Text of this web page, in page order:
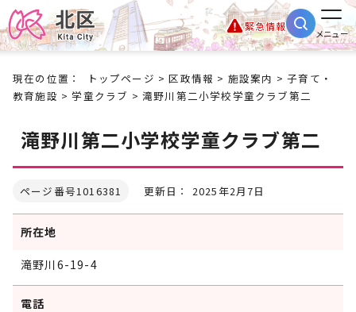
緊急情報
メニュー
現在の位置： トップページ >区政情報 > 施設案内 >子育て・
教育施設 > 学童クラブ > 滝野川第二小学校学童クラブ第二
滝野川第二小学校学童クラブ第二
ページ番号1016381 更新日： 2025年2月7日
所在地
滝野川6-19-4
電話